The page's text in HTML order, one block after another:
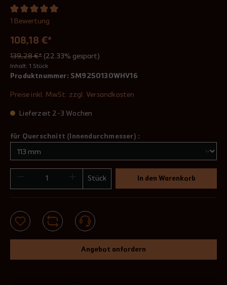
1 Bewertung
108,18 €*
139,28 €* (22.33% gespart)
Inhalt: 1 Stück
Produktnummer: SM9250130WHV16
Preise inkl. MwSt. zzgl. Versandkosten
Lieferzeit 2-3 Wochen
für Querschnitt (Innendurchmesser) :
Stück In den Warenkorb
Angebot anfordern